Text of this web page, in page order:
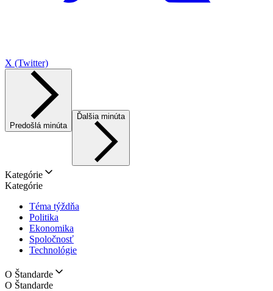
X (Twitter)
Predošlá minúta
Ďalšia minúta
Kategórie
Kategórie
Téma týždňa
Politika
Ekonomika
Spoločnosť
Technológie
O Štandarde
O Štandarde